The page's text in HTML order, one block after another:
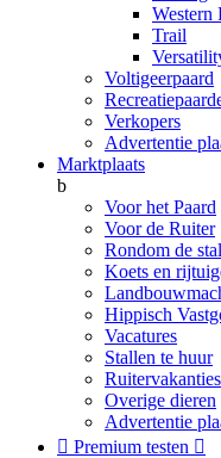
Western
Trail
Voltigeerpaard
Verkopers
Advertentie
Marktplaats
b
Voor het Paard
Voor de Ruiter
Rondom de stal
Koets en
Hippisch
Vacatures
Stallen te huur
Ruitervakanties
Overige dieren
Advertentie
 Premium testen 